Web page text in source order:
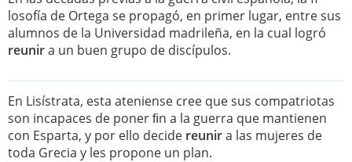
losofía de Ortega se propagó, en primer lugar, entre sus
alumnos de la Universidad madrileña, en la cual logró
reunira un buen grupo de discípulos.
En Lisístrata, esta ateniense cree que sus compatriotas
son incapaces de poner ﬁn a la guerra que mantienen
con Esparta, y por ello decide reunira las mujeres de
toda Grecia y les propone un plan.